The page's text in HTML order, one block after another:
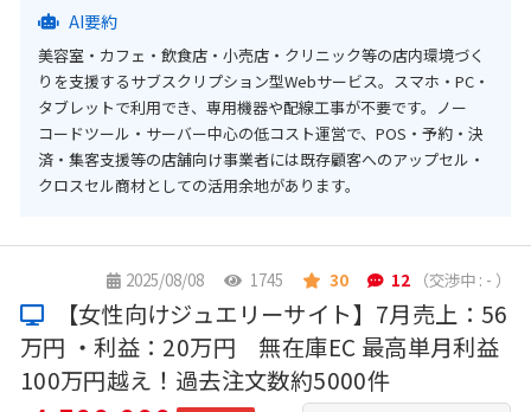
AI要約
美容室・カフェ・飲食店・小売店・クリニック等の店内環境づく
りを支援するサブスクリプション型Webサービス。スマホ・PC・
タブレットで利用でき、専用機器や配線工事が不要です。ノー
コードツール・サーバー中心の低コスト運営で、POS・予約・決
済・集客支援等の店舗向け事業者には既存顧客へのアップセル・
クロスセル商材としての活用余地があります。
2025/08/08 1745 30 12 （交渉中 : - ）
【女性向けジュエリーサイト】7月売上：56
万円 ・利益：20万円 無在庫EC 最高単月利益
100万円越え！過去注文数約5000件